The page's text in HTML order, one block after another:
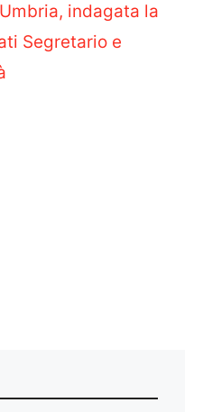
indagata la
Segretario e